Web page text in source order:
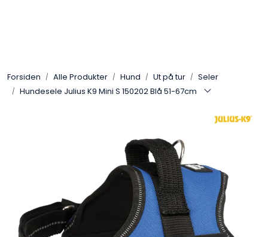
Forsiden Alle Produkter Hund Ut på tur
Seler
Hundesele Julius K9 Mini S 150202 Blå 51-67cm
Leverandører